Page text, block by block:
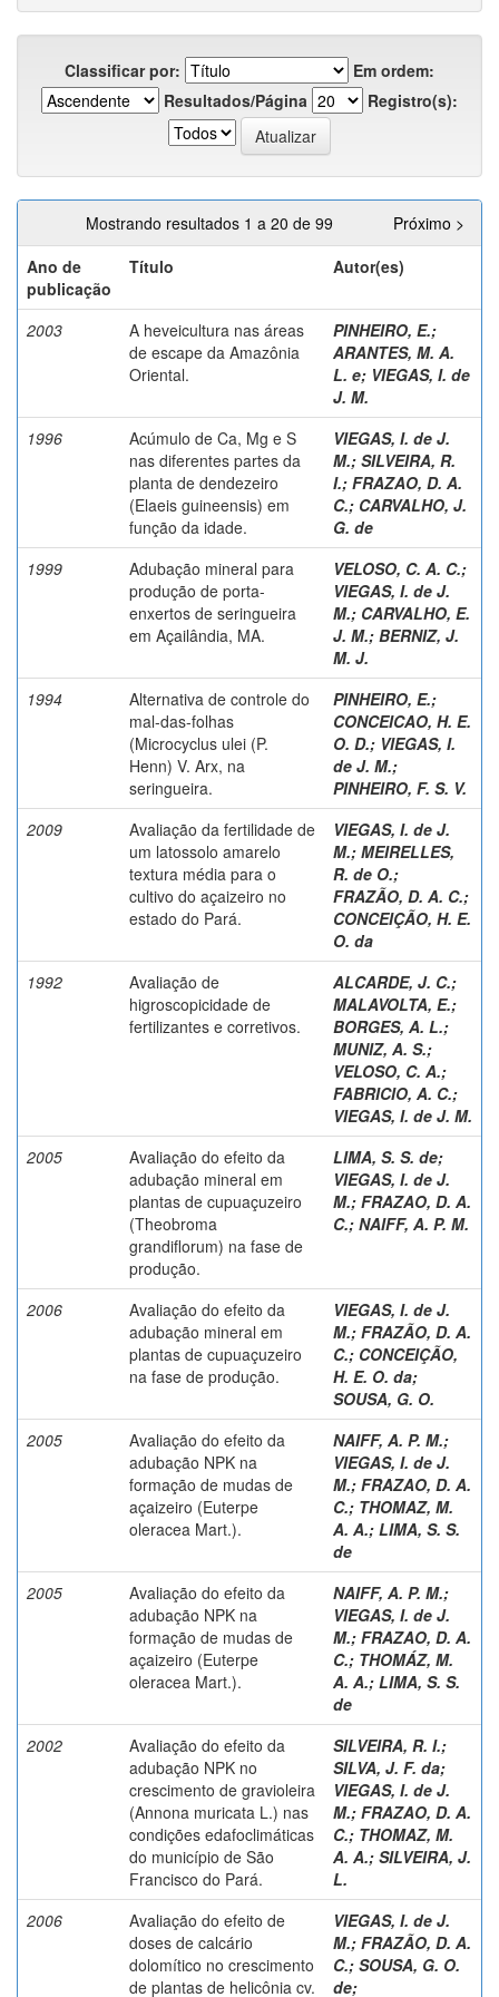
Classificar por:
Em ordem:
Resultados/Página
Registro(s):
Mostrando resultados 1 a 20 de 99
Próximo >
Ano de
publicação
Título Autor(es)
2003
A heveicultura nas áreas
de escape da Amazônia
Oriental.
PINHEIRO, E.;
ARANTES, M. A.
L. e; VIEGAS, I. de
J. M.
1996
Acúmulo de Ca, Mg e S
nas diferentes partes da
planta de dendezeiro
(Elaeis guineensis) em
função da idade.
VIEGAS, I. de J.
M.; SILVEIRA, R.
I.; FRAZAO, D. A.
C.; CARVALHO, J.
G. de
1999
Adubação mineral para
produção de porta-
enxertos de seringueira
em Açailândia, MA.
VELOSO, C. A. C.;
VIEGAS, I. de J.
M.; CARVALHO, E.
J. M.; BERNIZ, J.
M. J.
1994
Alternativa de controle do
mal-das-folhas
(Microcyclus ulei (P.
Henn) V. Arx, na
seringueira.
PINHEIRO, E.;
CONCEICAO, H. E.
O. D.; VIEGAS, I.
de J. M.;
PINHEIRO, F. S. V.
2009
Avaliação da fertilidade de
um latossolo amarelo
textura média para o
cultivo do açaizeiro no
estado do Pará.
VIEGAS, I. de J.
M.; MEIRELLES,
R. de O.;
FRAZÃO, D. A. C.;
CONCEIÇÃO, H. E.
O. da
1992
Avaliação de
higroscopicidade de
fertilizantes e corretivos.
ALCARDE, J. C.;
MALAVOLTA, E.;
BORGES, A. L.;
MUNIZ, A. S.;
VELOSO, C. A.;
FABRICIO, A. C.;
VIEGAS, I. de J. M.
2005
Avaliação do efeito da
adubação mineral em
plantas de cupuaçuzeiro
(Theobroma
grandiflorum) na fase de
produção.
LIMA, S. S. de;
VIEGAS, I. de J.
M.; FRAZAO, D. A.
C.; NAIFF, A. P. M.
2006
Avaliação do efeito da
adubação mineral em
plantas de cupuaçuzeiro
na fase de produção.
VIEGAS, I. de J.
M.; FRAZÃO, D. A.
C.; CONCEIÇÃO,
H. E. O. da;
SOUSA, G. O.
2005
Avaliação do efeito da
adubação NPK na
formação de mudas de
açaizeiro (Euterpe
oleracea Mart.).
NAIFF, A. P. M.;
VIEGAS, I. de J.
M.; FRAZAO, D. A.
C.; THOMAZ, M.
A. A.; LIMA, S. S.
de
2005
Avaliação do efeito da
adubação NPK na
formação de mudas de
açaizeiro (Euterpe
oleracea Mart.).
NAIFF, A. P. M.;
VIEGAS, I. de J.
M.; FRAZAO, D. A.
C.; THOMÁZ, M.
A. A.; LIMA, S. S.
de
2002
Avaliação do efeito da
adubação NPK no
crescimento de gravioleira
(Annona muricata L.) nas
condições edafoclimáticas
do município de São
Francisco do Pará.
SILVEIRA, R. I.;
SILVA, J. F. da;
VIEGAS, I. de J.
M.; FRAZAO, D. A.
C.; THOMAZ, M.
A. A.; SILVEIRA, J.
L.
2006
Avaliação do efeito de
doses de calcário
dolomítico no crescimento
de plantas de helicônia cv.
VIEGAS, I. de J.
M.; FRAZÃO, D. A.
C.; SOUSA, G. O.
de;